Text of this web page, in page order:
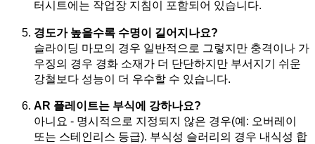
터시트에는 작업장 지침이 포함되어 있습니다.
경도가 높을수록 수명이 길어지나요?
슬라이딩 마모의 경우 일반적으로 그렇지만 충격이나 가
우징의 경우 경화 소재가 더 단단하지만 부서지기 쉬운
강철보다 성능이 더 우수할 수 있습니다.
AR 플레이트는 부식에 강하나요?
아니요 - 명시적으로 지정되지 않은 경우(예: 오버레이
또는 스테인리스 등급). 부식성 슬러리의 경우 내식성 합